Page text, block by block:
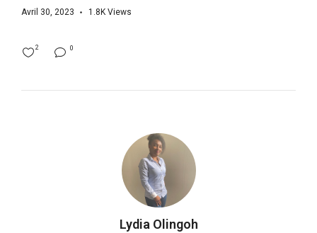
Avril 30, 2023 1.8K Views
0
2
Lydia Olingoh